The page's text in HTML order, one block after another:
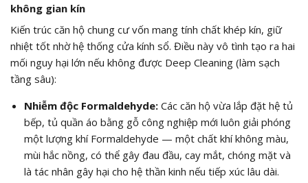
không gian kín
Kiến trúc căn hộ chung cư vốn mang tính chất khép kín, giữ
nhiệt tốt nhờ hệ thống cửa kính sổ. Điều này vô tình tạo ra hai
mối nguy hại lớn nếu không được Deep Cleaning (làm sạch
tầng sâu):
Nhiễm độc Formaldehyde:Các căn hộ vừa lắp đặt hệ tủ
bếp, tủ quần áo bằng gỗ công nghiệp mới luôn giải phóng
một lượng khí Formaldehyde — một chất khí không màu,
mùi hắc nồng, có thể gây đau đầu, cay mắt, chóng mặt và
là tác nhân gây hại cho hệ thần kinh nếu tiếp xúc lâu dài.